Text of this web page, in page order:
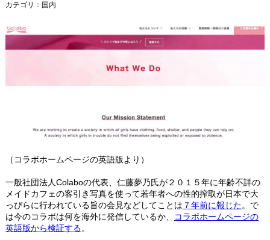
カテゴリ： 国内
（コラボホームページの英語版より）
一般社団法人Colaboの代表、仁藤夢乃氏が２０１５年に年齢不詳の
メイドカフェの客引き写真を使って若年者への性的搾取が日本で大
っぴらに行われている旨の会見などしてことは ７年前に報じた。で
は今のコラボは何を海外に発信しているか、
コラボホームページの
英語版から検証する。